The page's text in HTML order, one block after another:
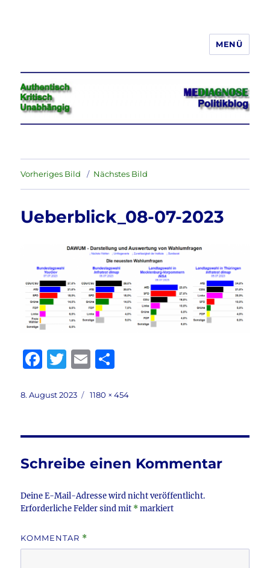
Jeder hat das Recht, seine
Meinung in Wort, Schrift und Bild
frei zu äußern und zu verbreiten
MENÜ
Vorheriges Bild Nächstes Bild
Ueberblick_08-07-2023
F
c
b
o
o
k
T
it
r
E
ai le
Veröffentlicht
8. August 2023
Volle
1180 × 454
Schreibe einen Kommentar
Deine E-Mail-Adresse wird nicht veröffentlicht.
Erforderliche Felder sind mit *markiert
KOMMENTAR *